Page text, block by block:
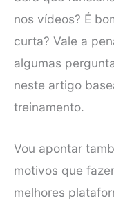
nos vídeos? É
curta? Vale a
algumas
neste artigo
treinamento.
Vou apontar
motivos que
melhores